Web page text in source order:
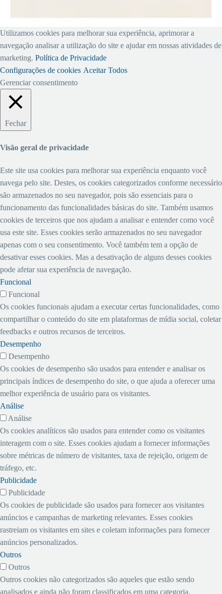
Utilizamos cookies para melhorar sua experiência, aprimorar a
navegação analisar a utilização do site e ajudar em nossas atividades de
marketing. Política de Privacidade
Configurações de cookies Aceitar Todos
Gerenciar consentimento
Fechar
Visão geral de privacidade
Este site usa cookies para melhorar sua experiência enquanto você
navega pelo site. Destes, os cookies categorizados conforme necessário
são armazenados no seu navegador, pois são essenciais para o
funcionamento das funcionalidades básicas do site. Também usamos
cookies de terceiros que nos ajudam a analisar e entender como você
usa este site. Esses cookies serão armazenados no seu navegador
apenas com o seu consentimento. Você também tem a opção de
desativar esses cookies. Mas a desativação de alguns desses cookies
pode afetar sua experiência de navegação.
Funcional
Funcional
Os cookies funcionais ajudam a executar certas funcionalidades, como
compartilhar o conteúdo do site em plataformas de mídia social, coletar
feedbacks e outros recursos de terceiros.
Desempenho
Desempenho
Os cookies de desempenho são usados ​​para entender e analisar os
principais índices de desempenho do site, o que ajuda a oferecer uma
melhor experiência de usuário para os visitantes.
Análise
Análise
Os cookies analíticos são usados ​​para entender como os visitantes
interagem com o site. Esses cookies ajudam a fornecer informações
sobre métricas de número de visitantes, taxa de rejeição, origem de
tráfego, etc.
Publicidade
Publicidade
Os cookies de publicidade são usados ​​para fornecer aos visitantes
anúncios e campanhas de marketing relevantes. Esses cookies
rastreiam os visitantes em sites e coletam informações para fornecer
anúncios personalizados.
Outros
Outros
Outros cookies não categorizados são aqueles que estão sendo
analisados ​​e ainda não foram classificados em uma categoria.